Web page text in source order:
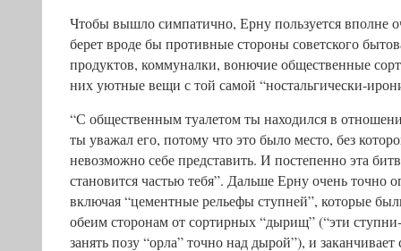
Чтобы вышло симпатично, Ерну пользуется вполне
берет вроде бы противные стороны советского
продуктов, коммуналки, вонючие общественные
них уютные вещи с той самой “ностальгически-
“С общественным туалетом ты находился в
ты уважал его, потому что это было место, без
невозможно себе представить. И постепенно эта
становится частью тебя”. Дальше Ерну очень точно
включая “цементные рельефы ступней”, которые
обеим сторонам от сортирных “дырищ” (“эти
занять позу “орла” точно над дырой”), и